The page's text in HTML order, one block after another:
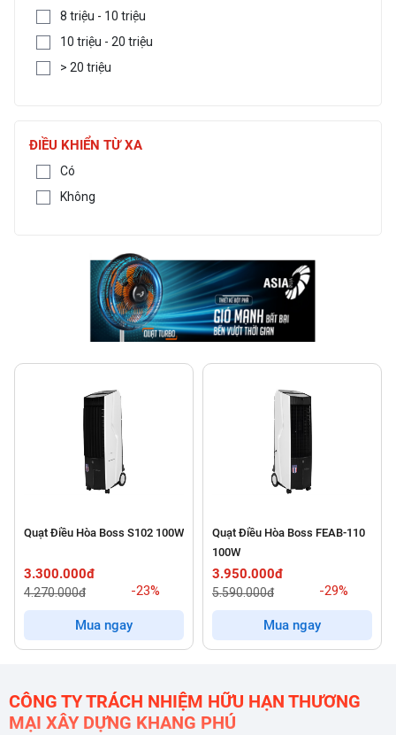
8 triệu - 10 triệu
10 triệu - 20 triệu
> 20 triệu
ĐIỀU KHIỂN TỪ XA
Có
Không
Quạt Điều Hòa Boss S102 100W
3.300.000đ
4.270.000đ -23%
Mua ngay
Quạt Điều Hòa Boss FEAB-110
100W
3.950.000đ
5.590.000đ -29%
Mua ngay
CÔNG TY TRÁCH NHIỆM HỮU HẠN THƯƠNG
MẠI XÂY DỰNG KHANG PHÚ